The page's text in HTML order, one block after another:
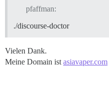
pfaffman:
./discourse-doctor
Vielen Dank.
Meine Domain istasiavaper.com